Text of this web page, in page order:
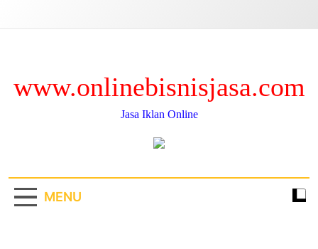
www.onlinebisnisjasa.com
Jasa Iklan Online
MENU